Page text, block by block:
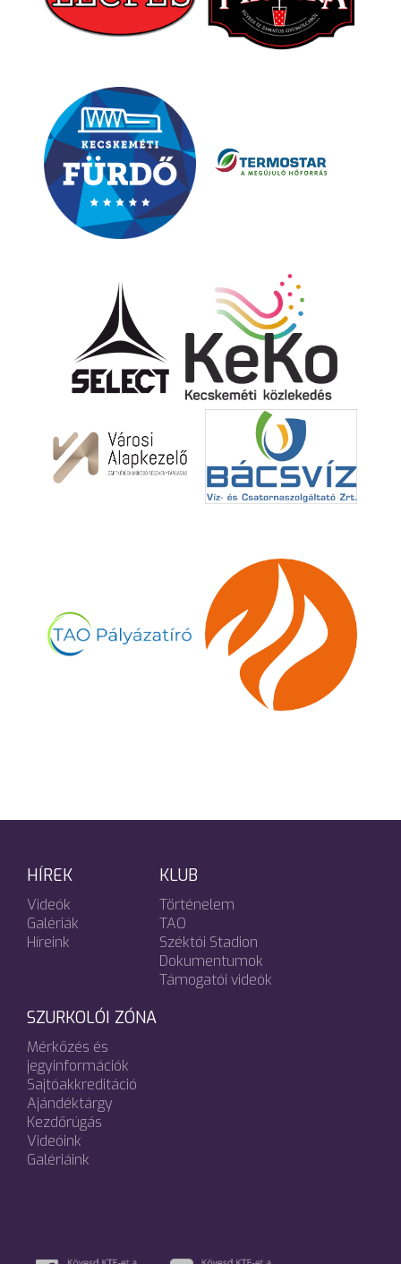
HÍREK
Videók
Galériák
Híreink
KLUB
Történelem
TAO
Széktói Stadion
Dokumentumok
Támogatói videók
SZURKOLÓI ZÓNA
Mérkőzés és
jegyinformációk
Sajtóakkreditáció
Ajándéktárgy
Kezdőrúgás
Videóink
Galériáink